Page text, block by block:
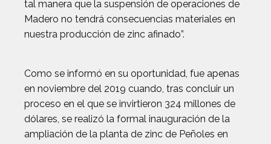
tal manera que la suspensión de operaciones de
Madero no tendrá consecuencias materiales en
nuestra producción de zinc afinado”.
Como se informó en su oportunidad, fue apenas
en noviembre del 2019 cuando, tras concluir un
proceso en el que se invirtieron 324 millones de
dólares, se realizó la formal inauguración de la
ampliación de la planta de zinc de Peñoles en